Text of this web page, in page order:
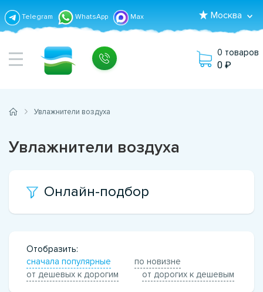
Telegram WhatsApp Max Москва
0 товаров
0
Увлажнители воздуха
Увлажнители воздуха
Онлайн-подбор
Отобразить:
сначала популярные
по новизне
от дешевых к дорогим
от дорогих к дешевым